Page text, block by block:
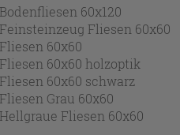
Bodenfliesen 60x120
Feinsteinzeug Fliesen 60x60
Fliesen 60x60
Fliesen 60x60 holzoptik
Fliesen 60x60 schwarz
Fliesen Grau 60x60
Hellgraue Fliesen 60x60